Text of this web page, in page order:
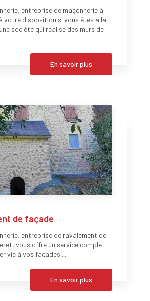
entreprise de maçonnerie à
votre disposition si vous êtes à la
société qui réalise des murs de
En savoir plus
de façade
entreprise de ravalement de
vous offre un service complet
vie à vos façades....
En savoir plus